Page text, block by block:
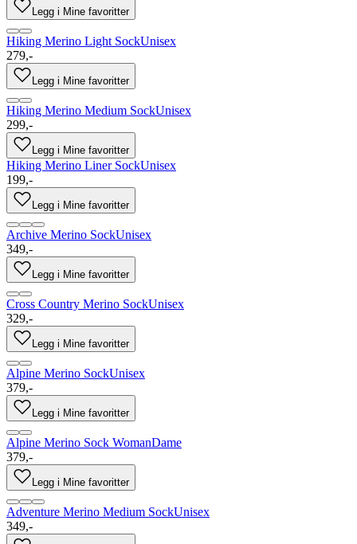
Legg i Mine favoritter
Hiking Merino Light SockUnisex
279,-
Legg i Mine favoritter
Hiking Merino Medium SockUnisex
299,-
Legg i Mine favoritter
Hiking Merino Liner SockUnisex
199,-
Legg i Mine favoritter
Archive Merino SockUnisex
349,-
Legg i Mine favoritter
Cross Country Merino SockUnisex
329,-
Legg i Mine favoritter
Alpine Merino SockUnisex
379,-
Legg i Mine favoritter
Alpine Merino Sock WomanDame
379,-
Legg i Mine favoritter
Adventure Merino Medium SockUnisex
349,-